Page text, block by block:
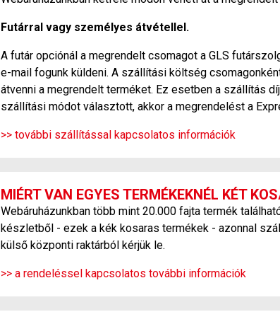
Futárral vagy személyes átvétellel.
A futár opciónál a megrendelt csomagot a GLS
e-mail fogunk küldeni. A szállítási költség
átvenni a megrendelt terméket. Ez esetben a szállítás
szállítási módot választott, akkor a megrendelést a
>> további szállítással kapcsolatos információk
MIÉRT VAN EGYES TERMÉKEKNÉL KÉT
Webáruházunkban több mint 20.000 fajta termék
készletből - ezek a kék kosaras termékek - azonnal
külső központi raktárból kérjük le.
>> a rendeléssel kapcsolatos további információk